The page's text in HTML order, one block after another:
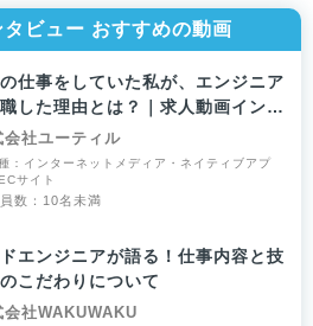
ビュー おすすめの動画
仕事をしていた私が、エンジニア
した理由とは？｜求人動画インタ
会社ユーティル
：インターネットメディア・ネイティブアプ
サイト
員数：10名未満
エンジニアが語る！仕事内容と技
こだわりについて
会社WAKUWAKU